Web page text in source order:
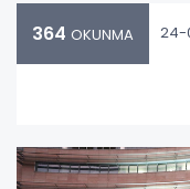
364 OKUNMA 24-